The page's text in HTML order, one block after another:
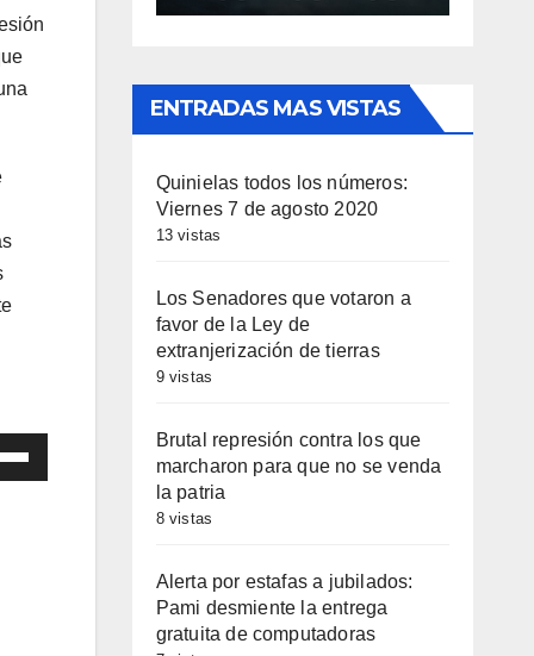
ENTRADAS MAS VISTAS
Quinielas todos los números:
Viernes 7 de agosto 2020
13 vistas
Los Senadores que votaron a
favor de la Ley de
extranjerización de tierras
9 vistas
Brutal represión contra los que
marcharon para que no se venda
la patria
8 vistas
Alerta por estafas a jubilados:
Pami desmiente la entrega
gratuita de computadoras